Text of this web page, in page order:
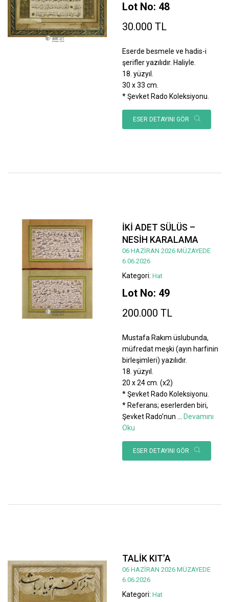
Lot No: 48
30.000 TL
Eserde besmele ve hadis-i
şerifler yazılıdır. Haliyle.
18. yüzyıl.
30 x 33 cm.
* Şevket Rado Koleksiyonu.
ESER DETAYINI GÖR
İKİ ADET SÜLÜS –
NESİH KARALAMA
06 HAZİRAN 2026 MÜZAYEDE
6.06.2026
Kategori: Hat
Lot No: 49
200.000 TL
Mustafa Rakım üslubunda,
müfredat meşki (ayın harfinin
birleşimleri) yazılıdır.
18. yüzyıl.
20 x 24 cm. (x2)
* Şevket Rado Koleksiyonu.
* Referans; eserlerden biri,
Şevket Rado’nun
Devamını
Oku
ESER DETAYINI GÖR
TALİK KIT’A
06 HAZİRAN 2026 MÜZAYEDE
6.06.2026
Kategori: Hat